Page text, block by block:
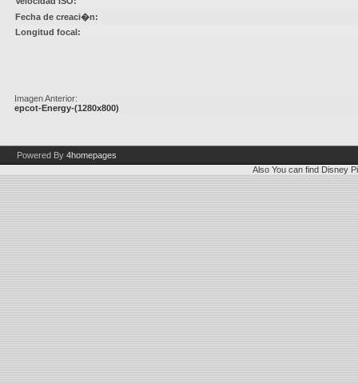
Fecha de creaci�n:
Longitud focal:
Imagen Anterior:
epcot-Energy-(1280x800)
Powered By 4homepages
Also You can find Disney